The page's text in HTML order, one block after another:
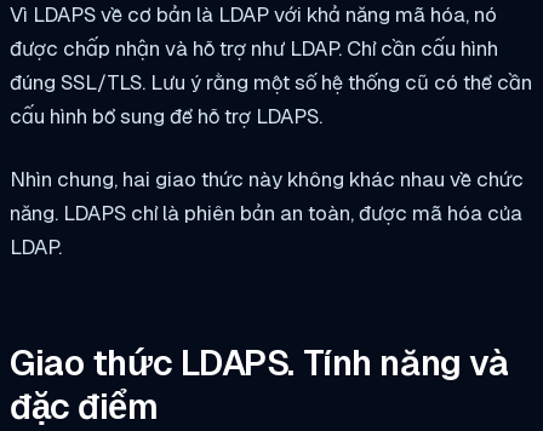
Vì LDAPS về cơ bản là LDAP với khả năng mã hóa, nó
được chấp nhận và hỗ trợ như LDAP. Chỉ cần cấu hình
đúng SSL/TLS. Lưu ý rằng một số hệ thống cũ có thể cần
cấu hình bổ sung để hỗ trợ LDAPS.
Nhìn chung, hai giao thức này không khác nhau về chức
năng. LDAPS chỉ là phiên bản an toàn, được mã hóa của
LDAP.
Giao thức LDAPS. Tính năng và
đặc điểm